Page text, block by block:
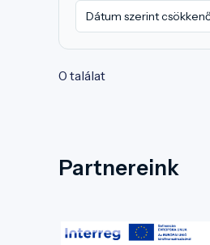
0 találat
Partnereink